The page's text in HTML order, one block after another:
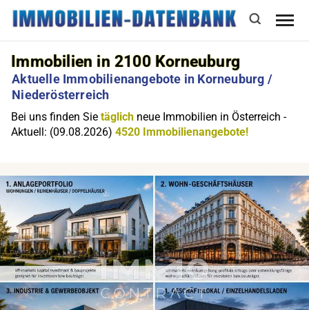
Immobilien in 2100 Korneuburg
Aktuelle Immobilienangebote in Korneuburg /
Niederösterreich
Bei uns finden Sietäglich neue Immobilien in Österreich -
Aktuell: (09.08.2026)4520 Immobilienangebote!